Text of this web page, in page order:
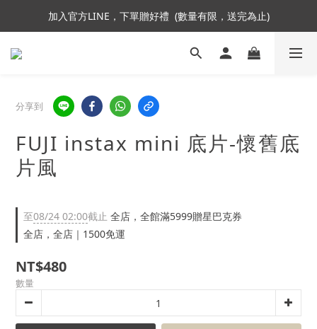
加入會員即贈NT$250購物金
加入官方LINE，下單贈好禮  (數量有限，送完為止)
加入會員即贈NT$250購物金
分享到
FUJI instax mini 底片-懷舊底
片風
至08/24 02:00截止 全店，全館滿5999贈星巴克券
全店，全店｜1500免運
NT$480
數量